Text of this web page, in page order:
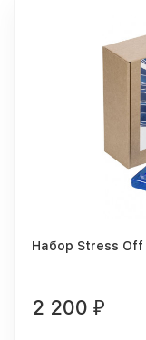
Набор Stress Off
2 200 ₽